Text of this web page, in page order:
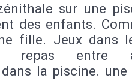
sur une
des enfants.
fille. Jeux dans
repas entre
dans la piscine.